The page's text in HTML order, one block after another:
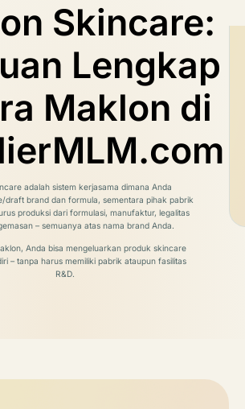
Skincare:
Lengkap
Maklon di
adalah sistem kerjasama dimana Anda
draft brand dan formula, sementara pihak pabrik
produksi dari formulasi, manufaktur, legalitas
– semuanya atas nama brand Anda.
Anda bisa mengeluarkan produk skincare
– tanpa harus memiliki pabrik ataupun fasilitas
R&D.